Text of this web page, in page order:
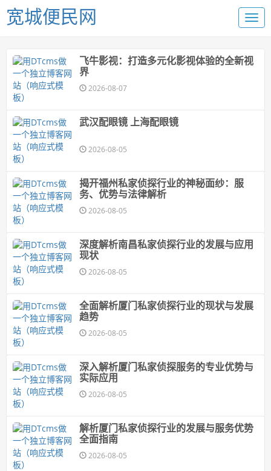
宽城便民网
飞牛影视：打造多元化影视体验的全新视
界
2026-08-07
武汉配眼镜 上海配眼镜
2026-08-05
揭开福州私家侦探行业的神秘面纱：服
务、优势与法律解析
2026-08-05
深度解析南昌私家侦探行业的发展与应用
现状
2026-08-05
全面解析厦门私家侦探行业的现状与发展
趋势
2026-08-05
深入解析厦门私家侦探服务的专业优势与
实际应用
2026-08-05
解析厦门私家侦探行业的发展与服务优势
全面指南
2026-08-05